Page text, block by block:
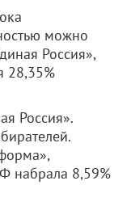
можно
Россия»,
28,35%
Россия».
набрала 8,59%